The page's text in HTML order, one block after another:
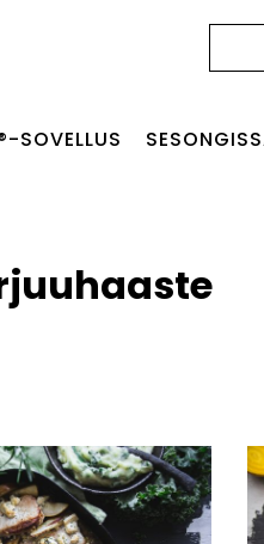
SOVELLUS